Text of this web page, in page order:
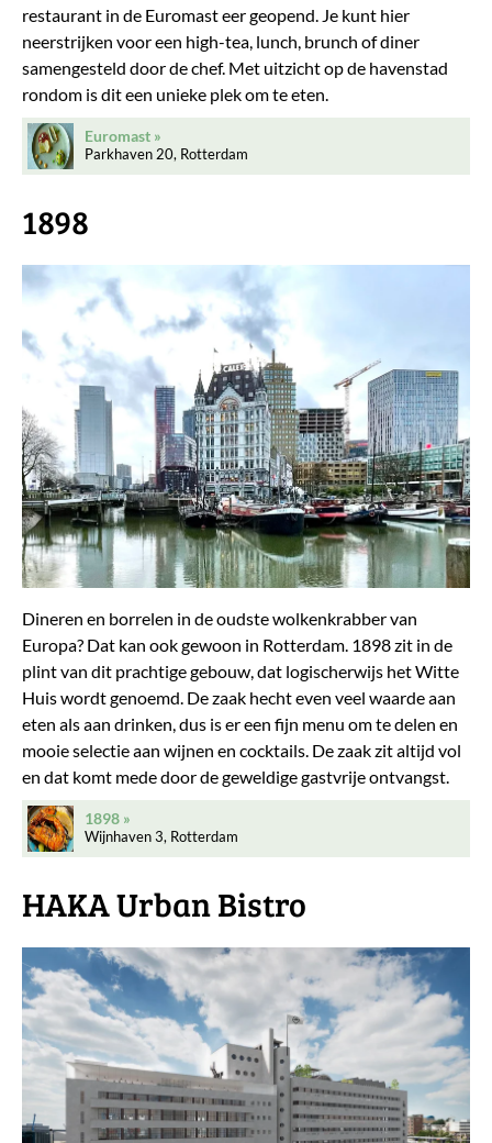
restaurant in de Euromast eer geopend. Je kunt hier
neerstrijken voor een high-tea, lunch, brunch of diner
samengesteld door de chef. Met uitzicht op de havenstad
rondom is dit een unieke plek om te eten.
Euromast
Parkhaven 20, Rotterdam
1898
Dineren en borrelen in de oudste wolkenkrabber van
Europa? Dat kan ook gewoon in Rotterdam. 1898 zit in de
plint van dit prachtige gebouw, dat logischerwijs het Witte
Huis wordt genoemd. De zaak hecht even veel waarde aan
eten als aan drinken, dus is er een fijn menu om te delen en
mooie selectie aan wijnen en cocktails. De zaak zit altijd vol
en dat komt mede door de geweldige gastvrije ontvangst.
1898
Wijnhaven 3, Rotterdam
HAKA Urban Bistro